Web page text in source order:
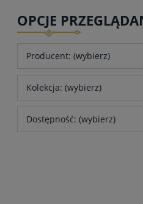
OPCJE
Producent: (wybierz)
Kolekcja: (wybierz)
Dostępność: (wybierz)